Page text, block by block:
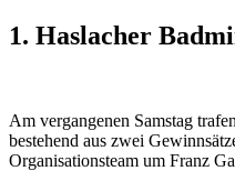
1. Haslacher
Am vergangenen Samstag
bestehend aus zwei
Organisationsteam um Franz